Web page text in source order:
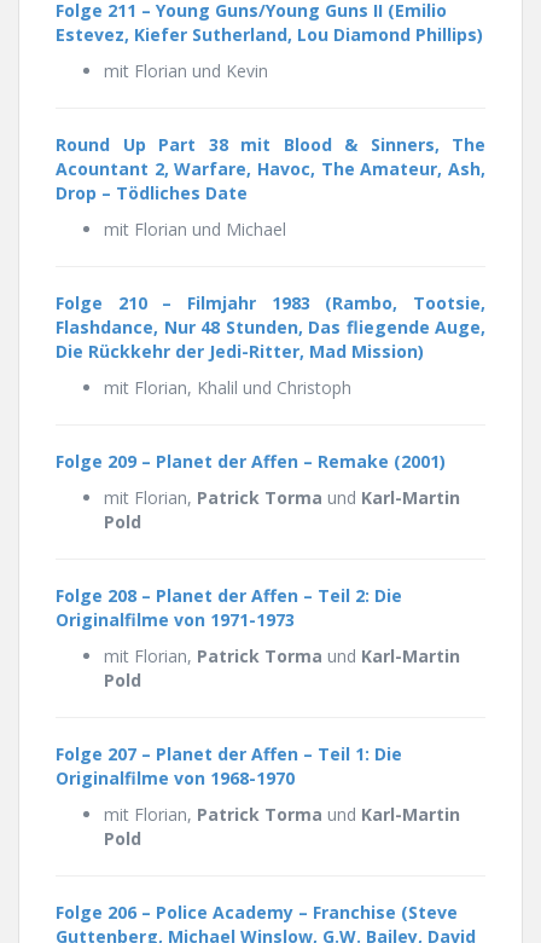
Folge 211 – Young Guns/Young Guns II (Emilio
Estevez, Kiefer Sutherland, Lou Diamond Phillips)
mit Florian und Kevin
Round Up Part 38 mit Blood & Sinners, The
Acountant 2, Warfare, Havoc, The Amateur, Ash,
Drop – Tödliches Date
mit Florian und Michael
Folge 210 – Filmjahr 1983 (Rambo, Tootsie,
Flashdance, Nur 48 Stunden, Das fliegende Auge,
Die Rückkehr der Jedi-Ritter, Mad Mission)
mit Florian, Khalil und Christoph
Folge 209 – Planet der Affen – Remake (2001)
mit Florian, Patrick Torma und Karl-Martin
Pold
Folge 208 – Planet der Affen – Teil 2: Die
Originalfilme von 1971-1973
mit Florian, Patrick Torma und Karl-Martin
Pold
Folge 207 – Planet der Affen – Teil 1: Die
Originalfilme von 1968-1970
mit Florian, Patrick Torma und Karl-Martin
Pold
Folge 206 – Police Academy – Franchise (Steve
Guttenberg, Michael Winslow, G.W. Bailey, David